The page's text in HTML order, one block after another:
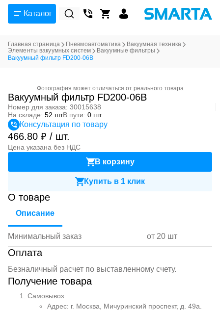
Каталог
Главная страница Пневмоавтоматика
Вакуумная техника
Элементы вакуумных систем
Вакуумные фильтры
Вакуумный фильтр FD200-06B
Фотография может отличаться от реального товара
Вакуумный фильтр FD200-06B
Номер для заказа: 30015638
На складе: 52 штВ пути: 0 шт
Консультация по товару
466.80 ₽ / шт.
Цена указана без НДС
В корзину
Купить в 1 клик
О товаре
Описание
Минимальный заказ от 20 шт
Оплата
Безналичный расчет по выставленному счету.
Получение товара
Самовывоз
Адрес: г. Москва, Мичуринский проспект, д. 49а.